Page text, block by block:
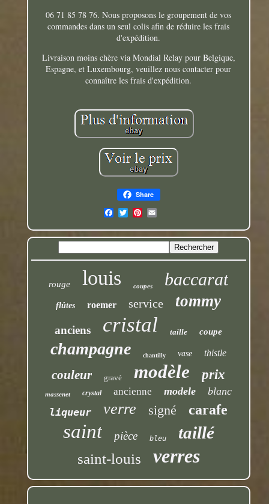
06 71 85 78 76. Nous proposons le groupement de vos
commandes dans un seul colis afin de réduire les frais
d'expédition.
Livraison moins chère via Mondial Relay pour Belgique,
Espagne, et Luxembourg, veuillez nous contacter pour
connaître les frais d'expédition.
Share
rouge louis coupes baccarat
flûtes roemer service tommy
anciens cristal taille coupe
champagne chantilly vase thistle
couleur gravé modèle prix
massenet crystal ancienne modele
blanc
liqueur
verre signé carafe
saint pièce bleu taillé
saint-louis verres